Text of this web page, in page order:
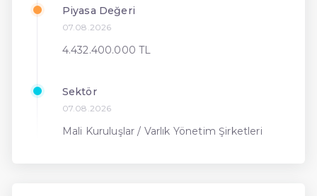
Piyasa Değeri
07.08.2026
4.432.400.000 TL
Sektör
07.08.2026
Mali Kuruluşlar / Varlık Yönetim Şirketleri